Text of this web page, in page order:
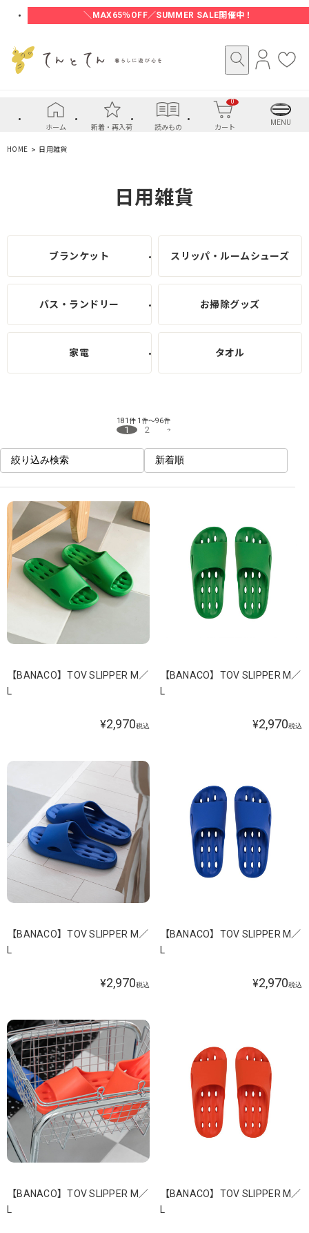
＼MAX65％OFF／SUMMER SALE開催中！
に
入
り
ホーム 新着・再入荷 読みもの カート
0
MENU
HOME 日用雑貨
日用雑貨
ブランケット スリッパ・ルームシューズ
バス・ランドリー お掃除グッズ
家電 タオル
181件 1件～96件
1 2
絞り込み検索 新着順
【BANACO】TOV SLIPPER M／
¥2,970税込
【BANACO】TOV SLIPPER M／
¥2,970税込
【BANACO】TOV SLIPPER M／
L
¥2,970税込
【BANACO】TOV SLIPPER M／
L
¥2,970税込
【BANACO】TOV SLIPPER M／
【BANACO】TOV SLIPPER M／